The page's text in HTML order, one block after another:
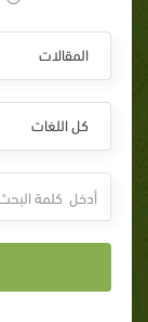
المقالات
كل اللغات